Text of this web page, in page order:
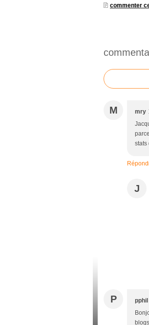
commenter
M mry
stats
J
P pphil